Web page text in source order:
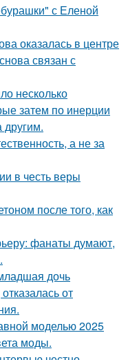
с Еленой
оказалась в центре
связан с
несколько
затем по инерции
другим.
а не за
в честь веры
после того, как
фанаты думают,
дочь
от
моделью 2025
моды.